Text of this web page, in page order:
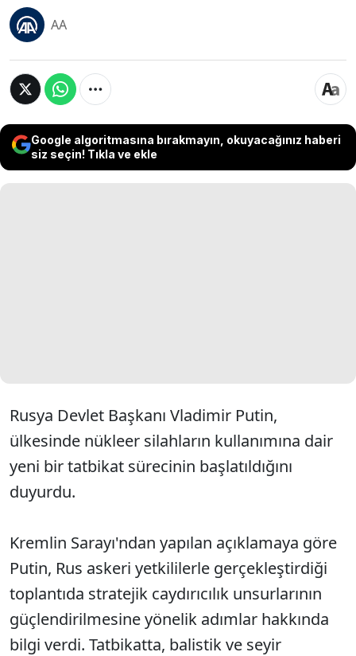
AA
Google algoritmasına bırakmayın, okuyacağınız haberi
siz seçin! Tıkla ve ekle
Rusya Devlet Başkanı Vladimir Putin,
ülkesinde nükleer silahların kullanımına dair
yeni bir tatbikat sürecinin başlatıldığını
duyurdu.
Kremlin Sarayı'ndan yapılan açıklamaya göre
Putin, Rus askeri yetkililerle gerçekleştirdiği
toplantıda stratejik caydırıcılık unsurlarının
güçlendirilmesine yönelik adımlar hakkında
bilgi verdi. Tatbikatta, balistik ve seyir